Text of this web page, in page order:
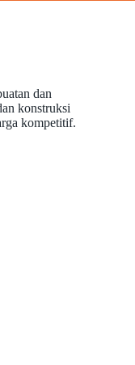
dan
konstruksi
kompetitif.